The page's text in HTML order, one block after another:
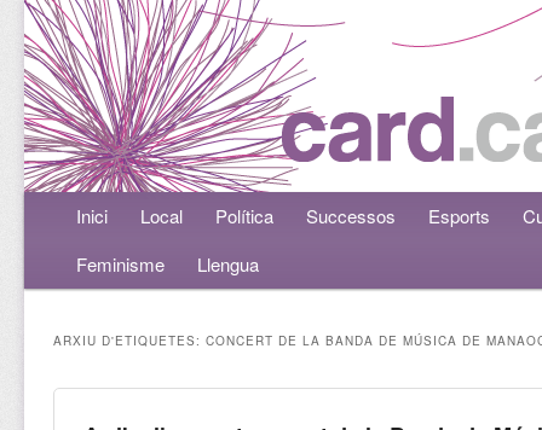
Menú principalAneu al contingut principal
Aneu al contingut secundari
Inici Local Política Successos Esports
Feminisme
Llengua
ARXIU D'ETIQUETES:CONCERT DE LA BANDA DE MÚSICA DE